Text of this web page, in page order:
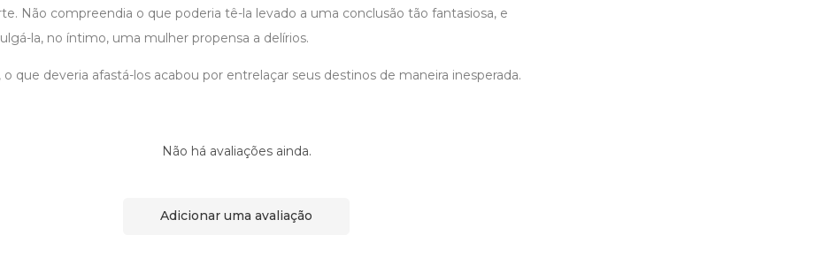
Não compreendia o que poderia tê-la levado a uma conclusão tão fantasiosa, e
la, no íntimo, uma mulher propensa a delírios.
o que deveria afastá-los acabou por entrelaçar seus destinos de maneira inesperada.
Não há avaliações ainda.
Adicionar uma avaliação